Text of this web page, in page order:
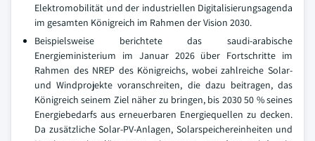
Elektromobilität und der industriellen Digitalisierungsagenda
im gesamten Königreich im Rahmen der Vision 2030.
Beispielsweise berichtete das saudi-arabische
Energieministerium im Januar 2026 über Fortschritte im
Rahmen des NREP des Königreichs, wobei zahlreiche Solar-
und Windprojekte voranschreiten, die dazu beitragen, das
Königreich seinem Ziel näher zu bringen, bis 2030 50 % seines
Energiebedarfs aus erneuerbaren Energiequellen zu decken.
Da zusätzliche Solar-PV-Anlagen, Solarspeichereinheiten und